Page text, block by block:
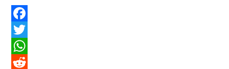
F
a
c
T
w
W